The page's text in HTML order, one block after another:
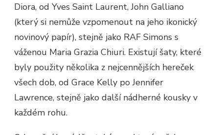
Diora, od Yves Saint Laurent, John Galliano
(který si nemůže vzpomenout na jeho ikonický
novinový papír), stejně jako RAF Simons s
váženou Maria Grazia Chiuri. Existují šaty, které
byly použity několika z nejcennějších hereček
všech dob, od Grace Kelly po Jennifer
Lawrence, stejně jako další nádherné kousky v
každém rohu.